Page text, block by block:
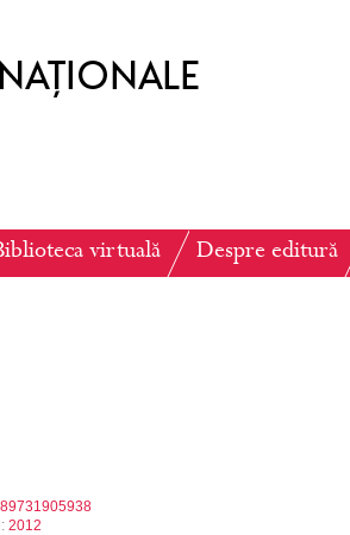
virtuală Despre editură
2012